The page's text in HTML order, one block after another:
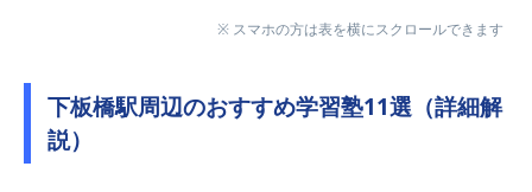
※ スマホの方は表を横にスクロールできます
下板橋駅周辺のおすすめ学習塾11選（詳細解
説）